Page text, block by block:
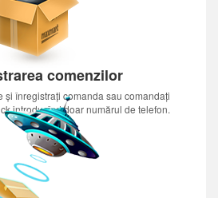
comenzilor
și înregistrați comanda sau comandați
introducînd doar numărul de telefon.